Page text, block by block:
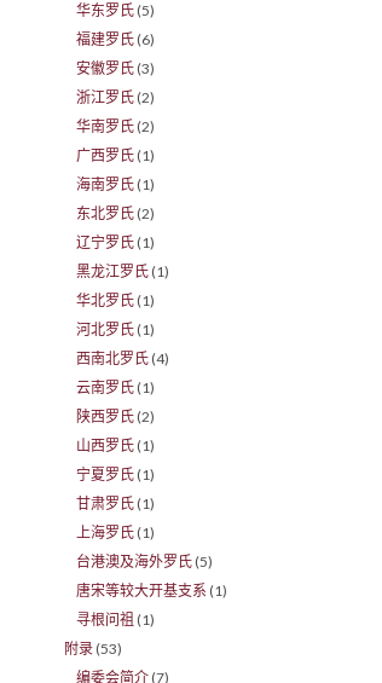
华东罗氏 (5)
福建罗氏 (6)
安徽罗氏 (3)
浙江罗氏 (2)
华南罗氏 (2)
广西罗氏 (1)
海南罗氏 (1)
东北罗氏 (2)
辽宁罗氏 (1)
黑龙江罗氏 (1)
华北罗氏 (1)
河北罗氏 (1)
西南北罗氏 (4)
云南罗氏 (1)
陕西罗氏 (2)
山西罗氏 (1)
宁夏罗氏 (1)
甘肃罗氏 (1)
上海罗氏 (1)
台港澳及海外罗氏 (5)
唐宋等较大开基支系 (1)
寻根问祖 (1)
附录 (53)
编委会简介 (7)